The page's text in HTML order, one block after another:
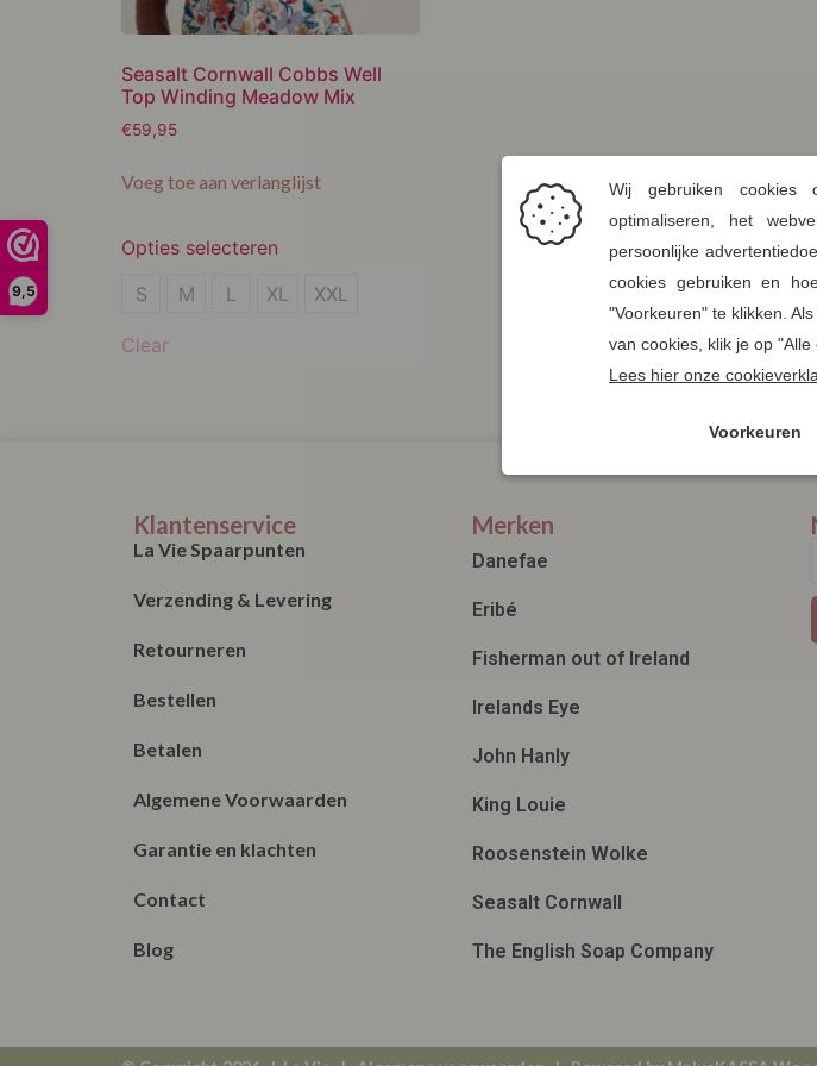
9,5
Seasalt Cornwall Cobbs Well
Top Winding Meadow Mix
€59,95
Voeg toe aan verlanglijst
Opties selecteren
S
M
S M L XL XXL
Clear
Klantenservice
La Vie Spaarpunten
Verzending & Levering
Retourneren
Bestellen
Betalen
Algemene Voorwaarden
Garantie en klachten
Contact
Blog
Merken
Danefae
Eribé
Fisherman out of Ireland
Irelands Eye
John Hanly
King Louie
Roosenstein Wolke
Seasalt Cornwall
The English Soap Company